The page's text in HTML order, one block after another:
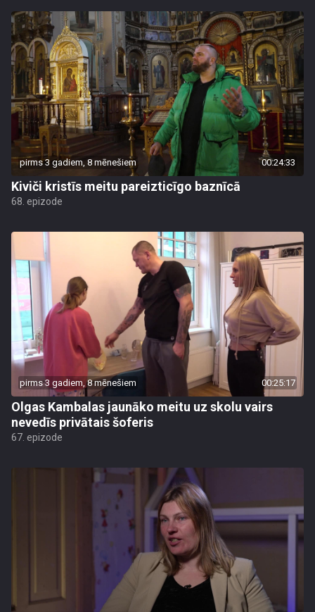
pirms 3 gadiem, 8 mēnešiem 00:24:33
Kiviči kristīs meitu pareizticīgo baznīcā
68. epizode
pirms 3 gadiem, 8 mēnešiem 00:25:17
Olgas Kambalas jaunāko meitu uz skolu vairs
nevedīs privātais šoferis
67. epizode